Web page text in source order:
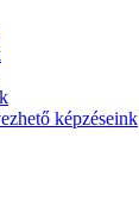
képzéseink